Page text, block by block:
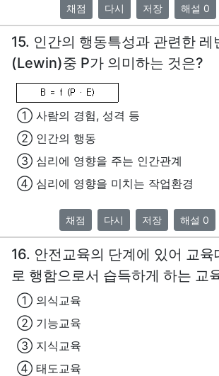
채점 다시 저장 해설 0
15. 인간의 행동특성과 관련한 레
(Lewin)중 P가 의미하는 것은?
① 사람의 경험, 성격 등
② 인간의 행동
③ 심리에 영향을 주는 인간관계
④ 심리에 영향을 미치는 작업환경
채점 다시 저장 해설 0
16. 안전교육의 단계에 있어 교
로 행함으로서 습득하게 하는 교
① 의식교육
② 기능교육
③ 지식교육
④ 태도교육